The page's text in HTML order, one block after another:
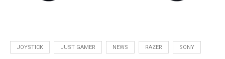
JOYSTICK JUST GAMER NEWS RAZER SONY